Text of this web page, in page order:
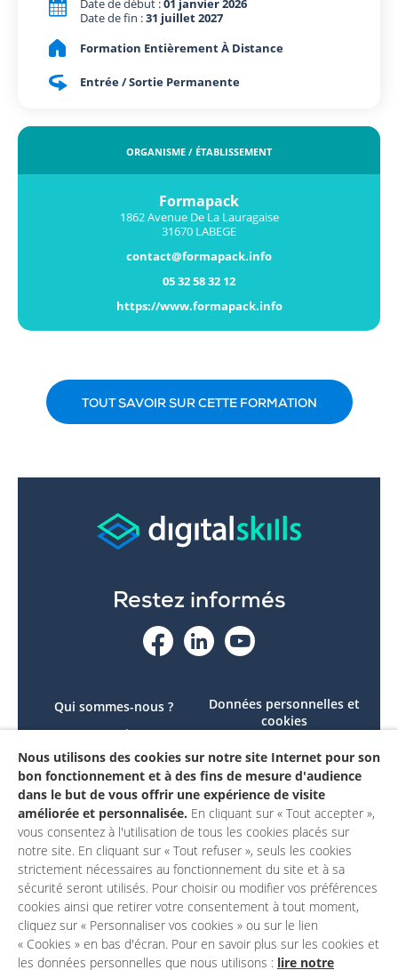
Date de début :01 janvier 2026
Date de fin :31 juillet 2027
Formation Entièrement À Distance
Entrée / Sortie Permanente
ORGANISME / ÉTABLISSEMENT
Formapack
1862 Avenue De La Lauragaise
31670 LABEGE
contact@formapack.info
05 32 58 32 12
https://www.formapack.info
TOUT SAVOIR SUR CETTE FORMATION
Restez informés
Qui sommes-nous ?
Le projet
Contactez-nous
Mon compte
Données personnelles et
cookies
conforme
Mentions légales
Nous utilisons des cookies sur notre site Internet pour son
bon fonctionnement et à des fins de mesure d'audience
dans le but de vous offrir une expérience de visite
améliorée et personnalisée. En cliquant sur « Tout accepter »,
vous consentez à l'utilisation de tous les cookies placés sur
notre site. En cliquant sur « Tout refuser », seuls les cookies
strictement nécessaires au fonctionnement du site et à sa
sécurité seront utilisés. Pour choisir ou modifier vos préférences
cookies ainsi que retirer votre consentement à tout moment,
cliquez sur « Personnaliser vos cookies » ou sur le lien
« Cookies » en bas d'écran. Pour en savoir plus sur les cookies et
les données personnelles que nous utilisons : lire notre